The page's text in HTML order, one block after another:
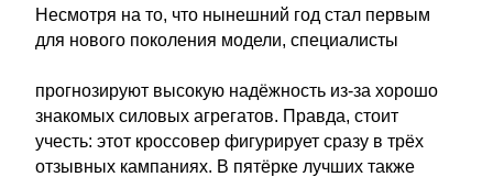
Несмотря на то, что нынешний год стал первым
для нового поколения модели, специалисты
прогнозируют высокую надёжность из-за хорошо
знакомых силовых агрегатов. Правда, стоит
учесть: этот кроссовер фигурирует сразу в трёх
отзывных кампаниях. В пятёрке лучших также